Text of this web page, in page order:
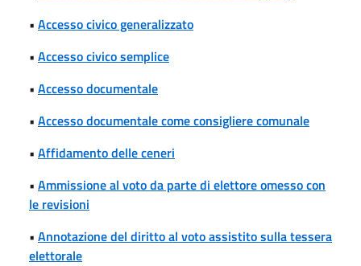
• Accesso civico generalizzato
• Accesso civico semplice
• Accesso documentale
• Accesso documentale come consigliere comunale
• Affidamento delle ceneri
• Ammissione al voto da parte di elettore omesso con
le revisioni
• Annotazione del diritto al voto assistito sulla tessera
elettorale